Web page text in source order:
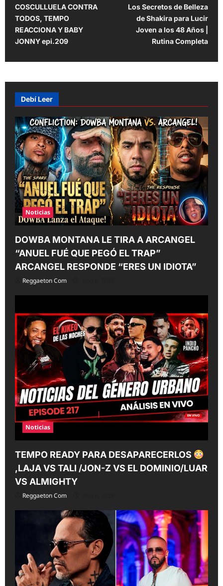
o
s
t
v
i
g
a
t
i
o
n
COSCULLUELA CONTRA
TODOS, TEMPO
REACCIONA Y BABY
JONNY epi.209
Los Secretos de Belleza
de Shakira para Lucir
Joven a los 48 Años |
Rutina Completa
Debí Leer
Noticias
DOWBA MONTANA LE TIRA A ARCANGEL
“ANUEL FUÉ QUE PEGÓ EL TRAP”
ARCANGEL RESPONDE “ERES UN IDIOTA”
Reggaeton Com
Noticias
TEMPO READY PARA DESAPARECERLOS
,LAJA VS TALI /JON-Z VS EL DOMINIO/LUAR
VS ALMIGHTY
Reggaeton Com